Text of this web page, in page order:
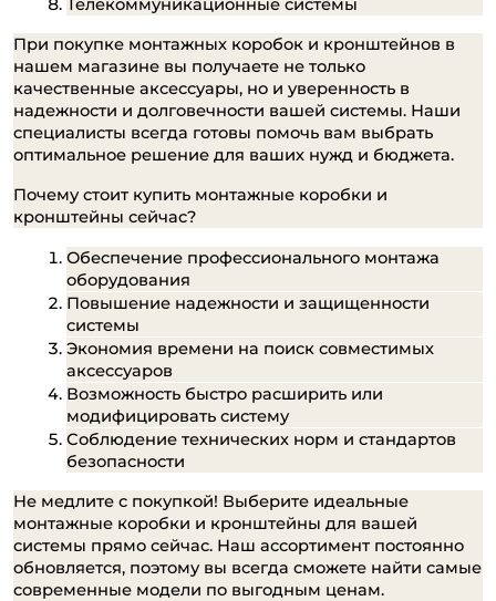
При покупке монтажных коробок и кронштейнов в
нашем магазине вы получаете не только
качественные аксессуары, но и уверенность в
надежности и долговечности вашей системы. Наши
специалисты всегда готовы помочь вам выбрать
оптимальное решение для ваших нужд и бюджета.
Почему стоит купить монтажные коробки и
кронштейны сейчас?
Обеспечение профессионального монтажа
оборудования
Повышение надежности и защищенности
системы
Экономия времени на поиск совместимых
аксессуаров
Возможность быстро расширить или
модифицировать систему
Соблюдение технических норм и стандартов
безопасности
Не медлите с покупкой! Выберите идеальные
монтажные коробки и кронштейны для вашей
системы прямо сейчас. Наш ассортимент постоянно
обновляется, поэтому вы всегда сможете найти самые
современные модели по выгодным ценам.